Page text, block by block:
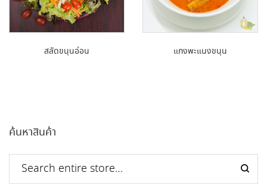
สลัดขนุนอ่อน แกงพะแนงขนุน
ค้นหาสินค้า